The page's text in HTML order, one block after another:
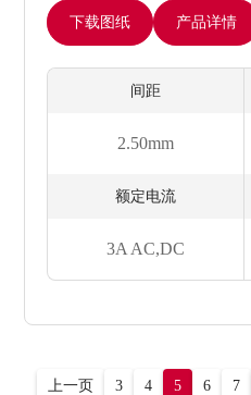
下载图纸 产品详情
间距
2.50mm
额定电流
3A AC,DC
上一页 3 4 5 6 7